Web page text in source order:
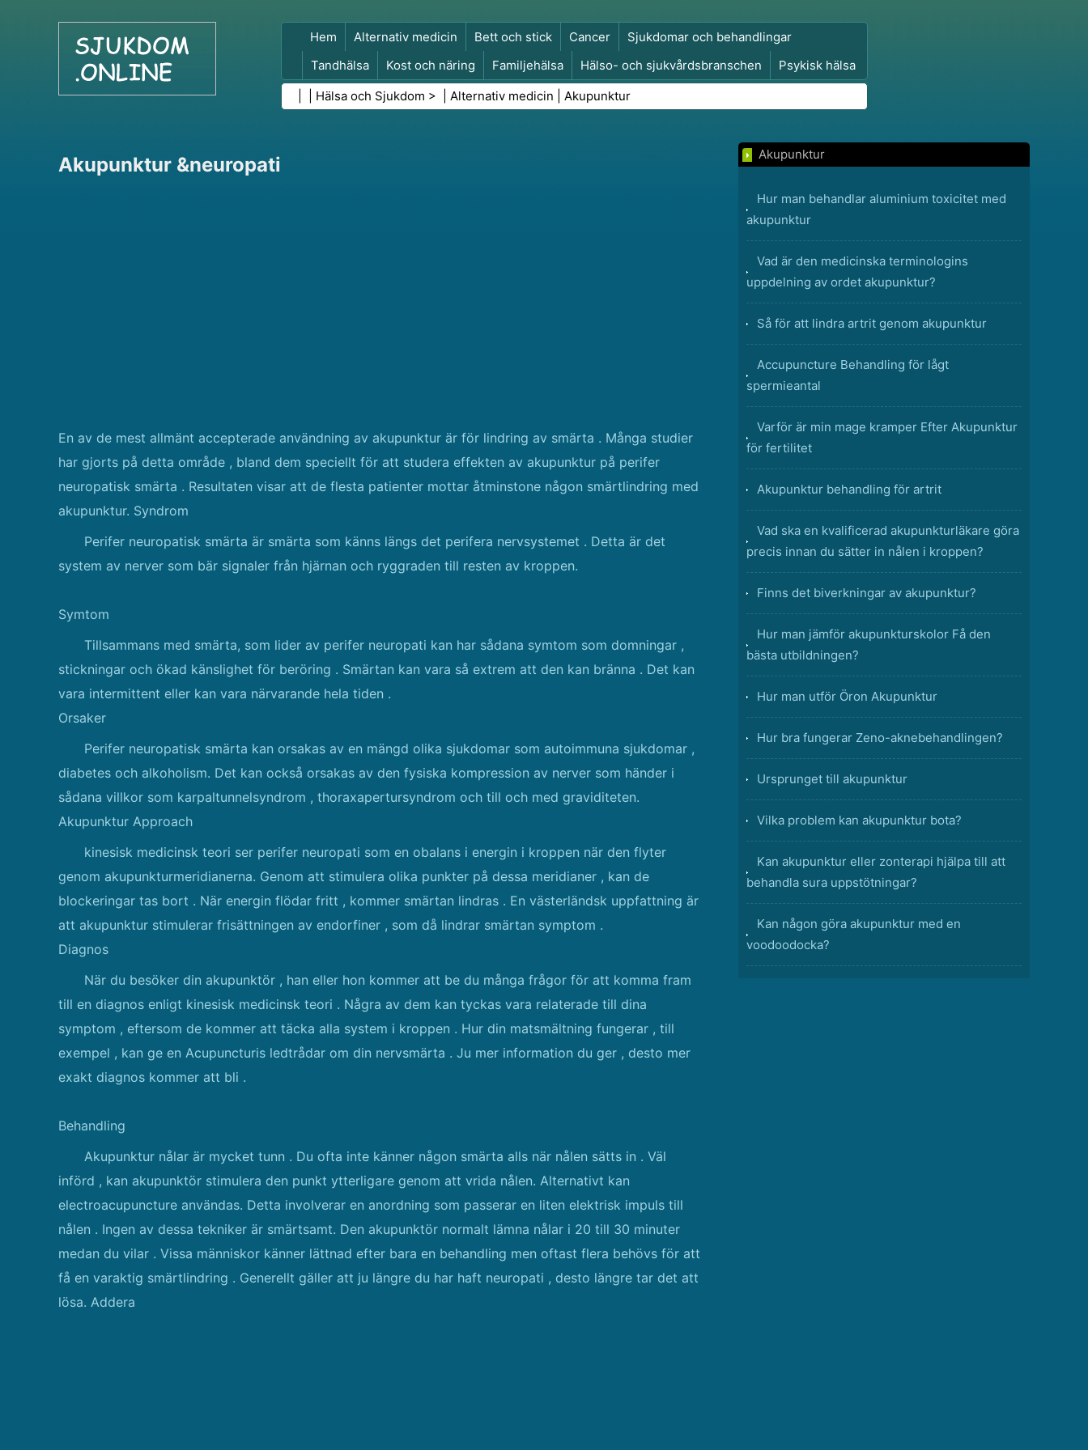
Hem Alternativ medicin Bett och stick Cancer
Sjukdomar och behandlingar
Tandhälsa
Kost och näring Familjehälsa Hälso- och sjukvårdsbranschen
Psykisk hälsa
Folkhälsa och säkerhet
Kirurgi och ingrepp Hälsa
Hälsa och Sjukdom > | Alternativ medicin Akupunktur
Akupunktur &neuropati
En av de mest allmänt accepterade användning av akupunktur är för lindring av smärta . Många studier
har gjorts på detta område , bland dem speciellt för att studera effekten av akupunktur på perifer
neuropatisk smärta . Resultaten visar att de flesta patienter mottar åtminstone någon smärtlindring med
akupunktur. Syndrom
Perifer neuropatisk smärta är smärta som känns längs det perifera nervsystemet . Detta är det
system av nerver som bär signaler från hjärnan och ryggraden till resten av kroppen.
Symtom
Tillsammans med smärta, som lider av perifer neuropati kan har sådana symtom som domningar ,
stickningar och ökad känslighet för beröring . Smärtan kan vara så extrem att den kan bränna . Det kan
vara intermittent eller kan vara närvarande hela tiden .
Orsaker
Perifer neuropatisk smärta kan orsakas av en mängd olika sjukdomar som autoimmuna sjukdomar ,
diabetes och alkoholism. Det kan också orsakas av den fysiska kompression av nerver som händer i
sådana villkor som karpaltunnelsyndrom , thoraxapertursyndrom och till och med graviditeten.
Akupunktur Approach
kinesisk medicinsk teori ser perifer neuropati som en obalans i energin i kroppen när den flyter
genom akupunkturmeridianerna. Genom att stimulera olika punkter på dessa meridianer , kan de
blockeringar tas bort . När energin flödar fritt , kommer smärtan lindras . En västerländsk uppfattning är
att akupunktur stimulerar frisättningen av endorfiner , som då lindrar smärtan symptom .
Diagnos
När du besöker din akupunktör , han eller hon kommer att be du många frågor för att komma fram
till en diagnos enligt kinesisk medicinsk teori . Några av dem kan tyckas vara relaterade till dina
symptom , eftersom de kommer att täcka alla system i kroppen . Hur din matsmältning fungerar , till
exempel , kan ge en Acupuncturis ledtrådar om din nervsmärta . Ju mer information du ger , desto mer
exakt diagnos kommer att bli .
Behandling
Akupunktur nålar är mycket tunn . Du ofta inte känner någon smärta alls när nålen sätts in . Väl
införd , kan akupunktör stimulera den punkt ytterligare genom att vrida nålen. Alternativt kan
electroacupuncture användas. Detta involverar en anordning som passerar en liten elektrisk impuls till
nålen . Ingen av dessa tekniker är smärtsamt. Den akupunktör normalt lämna nålar i 20 till 30 minuter
medan du vilar . Vissa människor känner lättnad efter bara en behandling men oftast flera behövs för att
få en varaktig smärtlindring . Generellt gäller att ju längre du har haft neuropati , desto längre tar det att
lösa. Addera
Akupunktur
Hur man behandlar aluminium toxicitet med
akupunktur
Vad är den medicinska terminologins
uppdelning av ordet akupunktur?
Så för att lindra artrit genom akupunktur
Accupuncture Behandling för lågt
spermieantal
Varför är min mage kramper Efter Akupunktur
för fertilitet
Akupunktur behandling för artrit
Vad ska en kvalificerad akupunkturläkare göra
precis innan du sätter in nålen i kroppen?
Finns det biverkningar av akupunktur?
Hur man jämför akupunkturskolor Få den
bästa utbildningen?
Hur man utför Öron Akupunktur
Hur bra fungerar Zeno-aknebehandlingen?
Ursprunget till akupunktur
Vilka problem kan akupunktur bota?
Kan akupunktur eller zonterapi hjälpa till att
behandla sura uppstötningar?
Kan någon göra akupunktur med en
voodoodocka?